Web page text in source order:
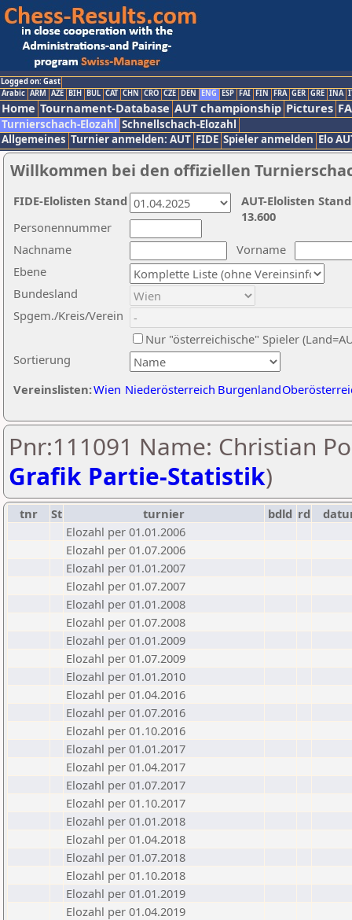
Logged on: Gast
Arabic ARM AZE BIH BUL CAT CHN CRO CZE DEN ENG ESP FAI FIN FRA GER GRE INA
Home Tournament-Database AUT championship Pictures
Turnierschach-Elozahl Schnellschach-Elozahl
Allgemeines Turnier anmelden: AUT FIDE Spieler anmelden Elo
Willkommen bei den offiziellen
Nachname
Vorname
Ebene
Sortierung
Personennummer
Bundesland
Spgem./Kreis/Verein
Nur "österreichische" Spieler
Vereinslisten:Wien Niederösterreich Burgenland
AUT-Elolisten
13.600
FIDE-Elolisten Stand
Pnr:111091 Name: Christian
Grafik Partie-Statistik)
tnr St turnier bdld rd
Elozahl per 01.01.2006
Elozahl per 01.07.2006
Elozahl per 01.01.2007
Elozahl per 01.07.2007
Elozahl per 01.01.2008
Elozahl per 01.07.2008
Elozahl per 01.01.2009
Elozahl per 01.07.2009
Elozahl per 01.01.2010
Elozahl per 01.04.2016
Elozahl per 01.07.2016
Elozahl per 01.10.2016
Elozahl per 01.01.2017
Elozahl per 01.04.2017
Elozahl per 01.07.2017
Elozahl per 01.10.2017
Elozahl per 01.01.2018
Elozahl per 01.04.2018
Elozahl per 01.07.2018
Elozahl per 01.10.2018
Elozahl per 01.01.2019
Elozahl per 01.04.2019